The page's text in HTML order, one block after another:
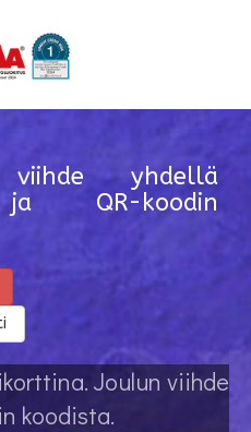
yhdellä
QR-koodin
Joulun viihde
koodista.